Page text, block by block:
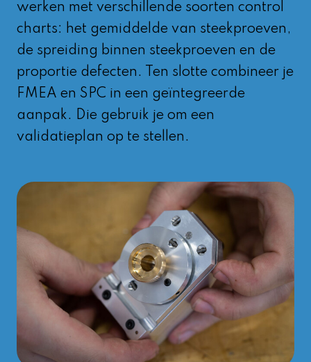
werken met verschillende soorten control
charts: het gemiddelde van steekproeven,
de spreiding binnen steekproeven en de
proportie defecten. Ten slotte combineer je
FMEA en SPC in een geïntegreerde
aanpak. Die gebruik je om een
validatieplan op te stellen.